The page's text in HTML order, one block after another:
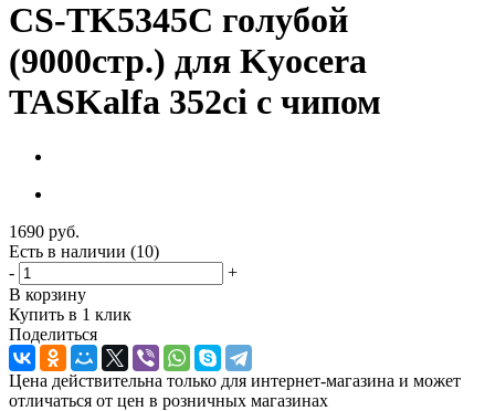
CS-TK5345С голубой
(9000стр.) для Kyocera
TASKalfa 352ci с чипом
1690 руб.
Есть в наличии (10)
-
+
В корзину
Купить в 1 клик
Поделиться
Цена действительна только для интернет-магазина и может
отличаться от цен в розничных магазинах